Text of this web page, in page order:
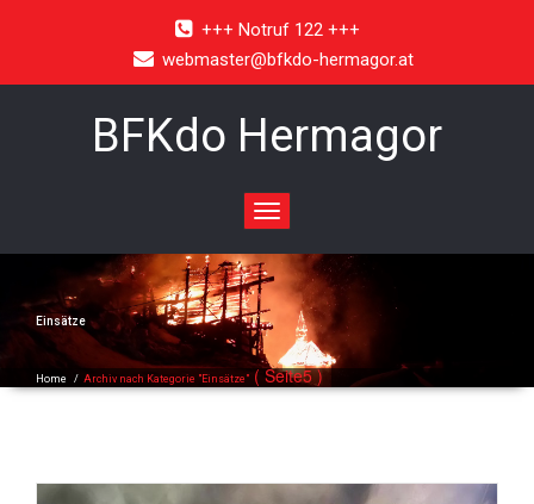
+++ Notruf 122 +++
webmaster@bfkdo-hermagor.at
BFKdo Hermagor
Toggle
navigation
Einsätze
Home / Archiv nach Kategorie "Einsätze"( Seite5 )